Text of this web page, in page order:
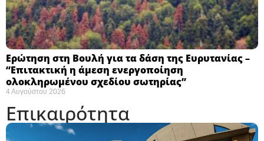
Ερώτηση στη Βουλή για τα δάση της Ευρυτανίας –
“Eπιτακτική η άμεση ενεργοποίηση
ολοκληρωμένου σχεδίου σωτηρίας”
4 Αυγούστου 2026
Επικαιρότητα